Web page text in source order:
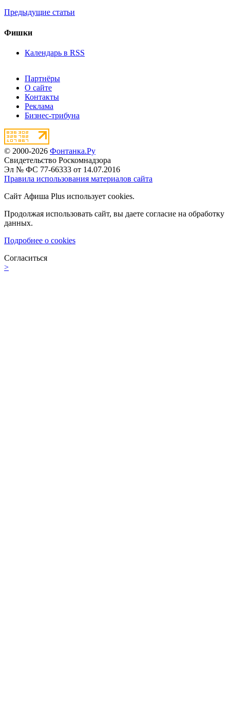
Предыдущие статьи
Фишки
Календарь в RSS
Партнёры
О сайте
Контакты
Реклама
Бизнес-трибуна
© 2000-2026 Фонтанка.Ру
Свидетельство Роскомнадзора
Эл № ФС 77-66333 от 14.07.2016
Правила использования материалов сайта
Сайт Афиша Plus использует cookies.
Продолжая использовать сайт, вы даете согласие на обработку
данных.
Подробнее о cookies
Согласиться
>